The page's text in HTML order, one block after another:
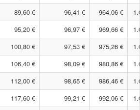
89,60 € 96,41 € 964,06 €
95,20 € 96,97 € 969,66 €
100,80 € 97,53 € 975,26 €
106,40 € 98,09 € 980,86 €
112,00 € 98,65 € 986,46 €
117,60 € 99,21 € 992,06 €